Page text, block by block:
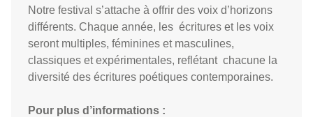
Notre festival s’attache à offrir des voix d’horizons
différents. Chaque année, les écritures et les voix
seront multiples, féminines et masculines,
classiques et expérimentales, reflétant chacune la
diversité des écritures poétiques contemporaines.
Pour plus d’informations :